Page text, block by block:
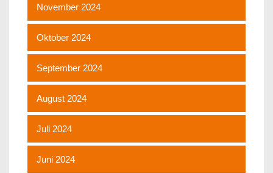
November 2024
Oktober 2024
September 2024
August 2024
Juli 2024
Juni 2024